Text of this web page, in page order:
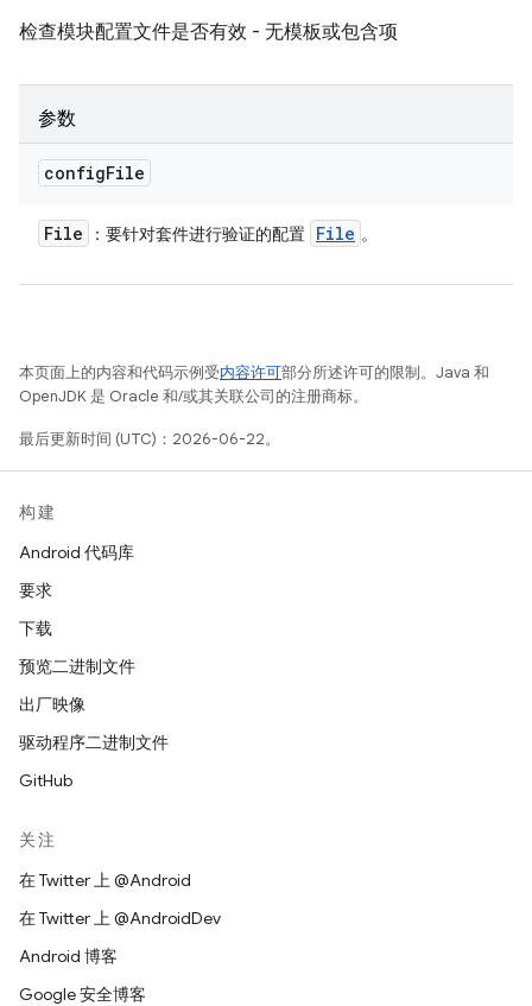
检查模块配置文件是否有效 - 无模板或包含项
参数
configFile
File ：要针对套件进行验证的配置 File 。
本页面上的内容和代码示例受内容许可部分所述许可的限制。Java 和
OpenJDK 是 Oracle 和/或其关联公司的注册商标。
最后更新时间 (UTC)：2026-06-22。
构建
Android 代码库
要求
下载
预览二进制文件
出厂映像
驱动程序二进制文件
GitHub
关注
在 Twitter 上 @Android
在 Twitter 上 @AndroidDev
Android 博客
Google 安全博客